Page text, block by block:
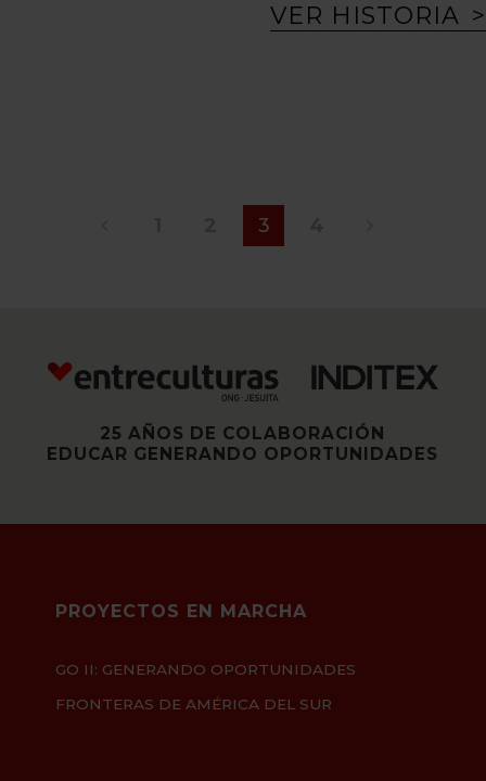
VER HISTORIA
3
25 AÑOS DE COLABORACIÓN
EDUCAR GENERANDO OPORTUNIDADES
PROYECTOS EN MARCHA
GO II: GENERANDO OPORTUNIDADES
FRONTERAS DE AMÉRICA DEL SUR